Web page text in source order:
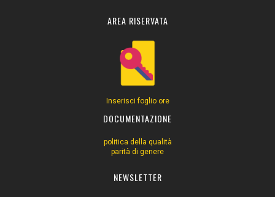
AREA RISERVATA
Inserisci foglio ore
DOCUMENTAZIONE
politica della qualità
parità di genere
NEWSLETTER